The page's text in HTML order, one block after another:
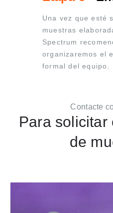
Una vez que esté
muestras
Spectrum
organizaremos el
formal del equipo.
Contacte
Para solicitar
de